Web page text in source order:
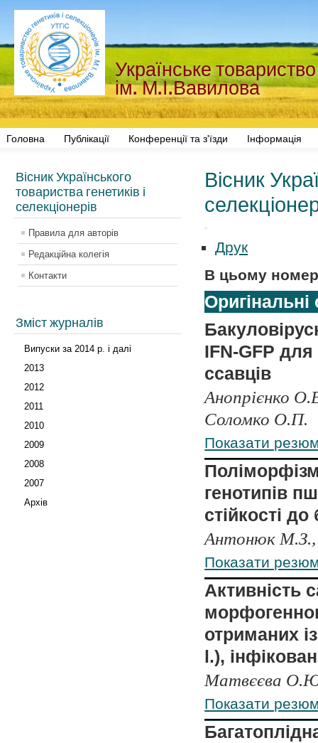
Українське товариство
ім. М.І.Вавилова
Головна Публікації Конференції та з'їзди Інформація
Вісник Українського
товариства генетиків і
селекціонерів
Правила для авторів
Редакційна колегія
Контакти
Зміст журналів
Випуски за 2014 р. і далі
2013
2012
2011
2010
2009
2008
2007
Архів
Вісник
Друк
В цьому
Оригінальні
IFN-GFP для
ссавців
Анопрієнко
Соломко О.П.
Показати
генотипів
стійкості
Антонюк М.З.,
Показати
Активність
отриманих
l.),
Матвєєва
Показати